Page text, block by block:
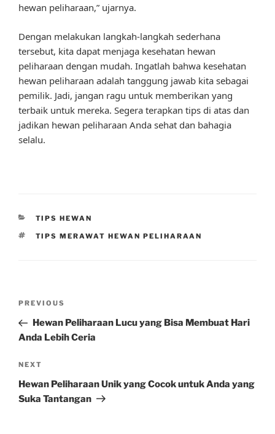
hewan peliharaan,” ujarnya.
Dengan melakukan langkah-langkah sederhana
tersebut, kita dapat menjaga kesehatan hewan
peliharaan dengan mudah. Ingatlah bahwa kesehatan
hewan peliharaan adalah tanggung jawab kita sebagai
pemilik. Jadi, jangan ragu untuk memberikan yang
terbaik untuk mereka. Segera terapkan tips di atas dan
jadikan hewan peliharaan Anda sehat dan bahagia
selalu.
CATEGORIES
TIPS HEWAN
TAGS
TIPS MERAWAT HEWAN PELIHARAAN
Previous
Post
PREVIOUS
Hewan Peliharaan Lucu yang Bisa Membuat Hari
Anda Lebih Ceria
Next
Post
NEXT
Hewan Peliharaan Unik yang Cocok untuk Anda yang
Suka Tantangan